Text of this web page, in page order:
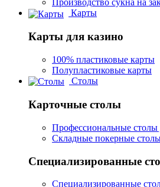
Производство сукна на
Карты
Карты для казино
100% пластиковые карты
Полупластиковые карты
Столы
Карточные столы
Профессиональные столы
Складные покерные
Специализированные
Специализированные